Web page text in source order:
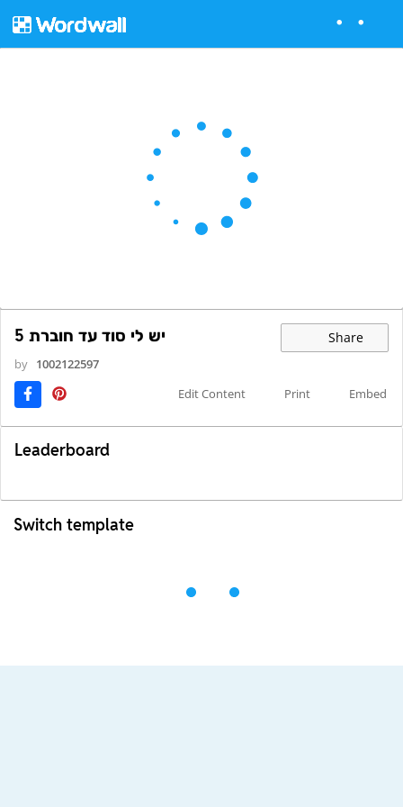
יש לי סוד עד חוברת 5 Share
by 1002122597
Edit Content
Print Embed
Leaderboard
Switch template